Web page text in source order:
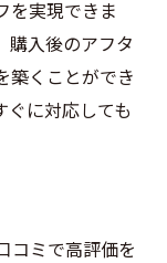
を実現できま
購入後のアフタ
築くことができ
ぐに対応しても
コミで高評価を